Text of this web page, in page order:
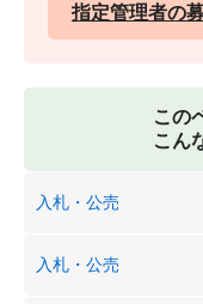
指定管理者の
この
こん
入札・公売
入札・公売